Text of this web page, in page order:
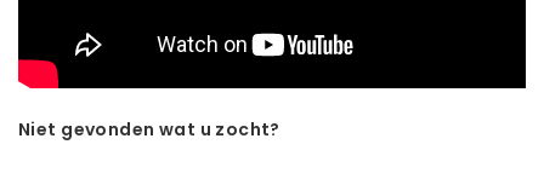
Niet gevonden wat u zocht?